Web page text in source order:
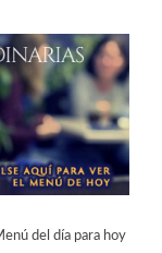
del día para hoy